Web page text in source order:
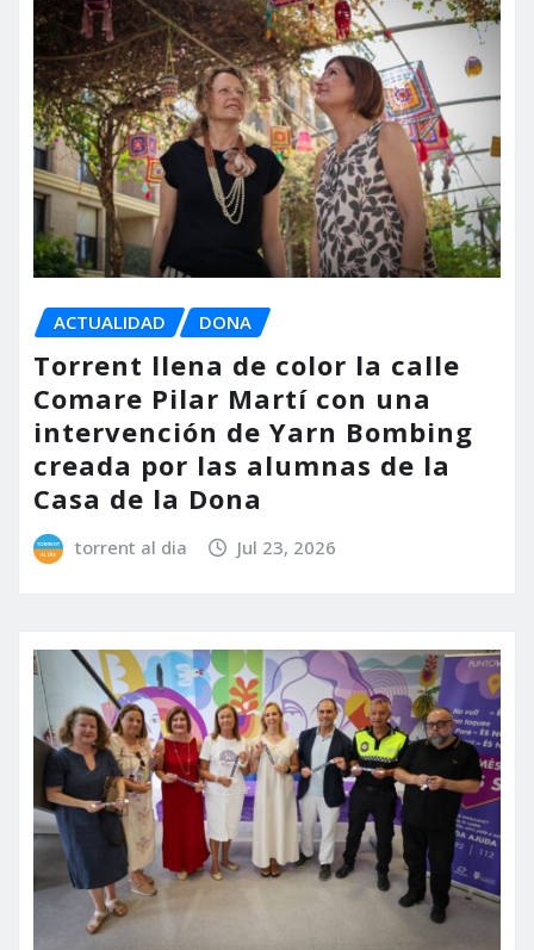
ACTUALIDAD DONA
Torrent llena de color la calle
Comare Pilar Martí con una
intervención de Yarn Bombing
creada por las alumnas de la
Casa de la Dona
torrent al dia Jul 23, 2026